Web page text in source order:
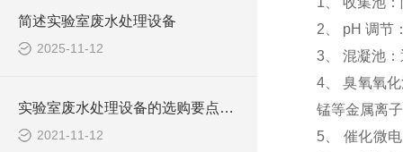
简述实验室废水处理设备
2025-11-12
实验室废水处理设备的选购要点，你知道多少？
2021-11-12
2、 pH 调节
3、 混凝池
4、 臭氧氧
锰等金属离
5、 催化微